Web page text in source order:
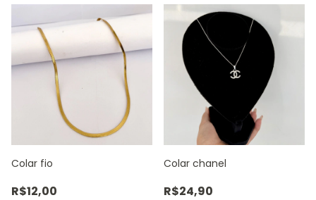
Colar fio
R$12,00
Colar chanel
R$24,90